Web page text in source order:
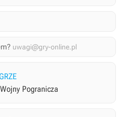
uwagi@gry-online.pl
Pogranicza